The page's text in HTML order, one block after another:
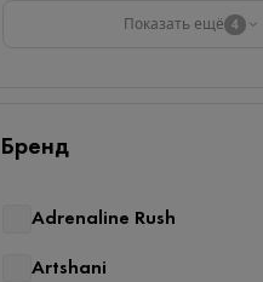
Показать ещё 4
Бренд
Adrenaline Rush
Artshani